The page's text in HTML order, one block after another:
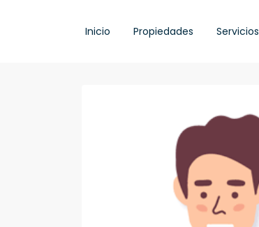
Inicio Propiedades Servicios